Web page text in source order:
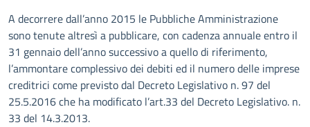
A decorrere dall’anno 2015 le Pubbliche Amministrazione
sono tenute altresì a pubblicare, con cadenza annuale entro il
31 gennaio dell’anno successivo a quello di riferimento,
l’ammontare complessivo dei debiti ed il numero delle imprese
creditrici come previsto dal Decreto Legislativo n. 97 del
25.5.2016 che ha modificato l’art.33 del Decreto Legislativo. n.
33 del 14.3.2013.